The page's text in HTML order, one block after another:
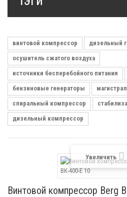
винтовой компрессор
дизельный
осушитель сжатого воздуха
источники бесперебойного питания
бензиновые генераторы
спиральный компрессор
дизельный компрессор
Увеличить
Винтовой компрессор Berg